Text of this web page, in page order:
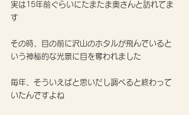
実は15年前ぐらいにたまたま奥さんと訪れてま
す
その時、目の前に沢山のホタルが飛んでいると
いう神秘的な光景に目を奪われました
毎年、そういえばと思いだし調べると終わって
いたんですよね